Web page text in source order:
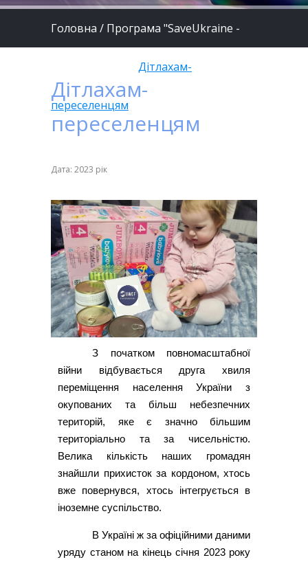
Головна / Програма "SaveUkraine -
Дітлахам-
переселенцям
Дітлахам-
переселенцям
Дата: 2023 рік
З початком повномасштабної
війни відбувається друга хвиля
переміщення населення України з
окупованих та більш небезпечних
територій, яке є значно більшим
територіально та за чисельністю.
Велика кількість наших громадян
знайшли прихисток за кордоном, хтось
вже повернувся, хтось інтегрується в
іноземне суспільство.
В Україні ж за офіційними даними
уряду станом на кінець січня 2023 року